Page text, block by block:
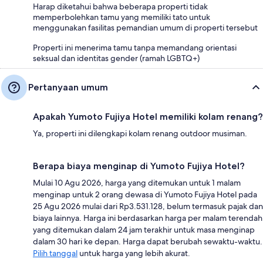
Harap diketahui bahwa beberapa properti tidak
memperbolehkan tamu yang memiliki tato untuk
menggunakan fasilitas pemandian umum di properti tersebut
Properti ini menerima tamu tanpa memandang orientasi
seksual dan identitas gender (ramah LGBTQ+)
Pertanyaan umum
Apakah Yumoto Fujiya Hotel memiliki kolam renang?
Ya, properti ini dilengkapi kolam renang outdoor musiman.
Berapa biaya menginap di Yumoto Fujiya Hotel?
Mulai 10 Agu 2026, harga yang ditemukan untuk 1 malam
menginap untuk 2 orang dewasa di Yumoto Fujiya Hotel pada
25 Agu 2026 mulai dari Rp3.531.128, belum termasuk pajak dan
biaya lainnya. Harga ini berdasarkan harga per malam terendah
yang ditemukan dalam 24 jam terakhir untuk masa menginap
dalam 30 hari ke depan. Harga dapat berubah sewaktu-waktu.
Pilih tanggal untuk harga yang lebih akurat.